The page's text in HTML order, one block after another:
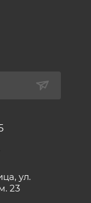
ул.
23